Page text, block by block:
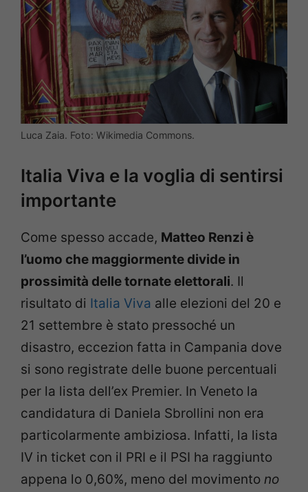
Luca Zaia. Foto: Wikimedia Commons.
Italia Viva e la voglia di sentirsi
importante
Come spesso accade, Matteo Renzi è
l’uomo che maggiormente divide in
prossimità delle tornate elettorali. Il
risultato di Italia Viva alle elezioni del 20 e
21 settembre è stato pressoché un
disastro, eccezion fatta in Campania dove
si sono registrate delle buone percentuali
per la lista dell’ex Premier. In Veneto la
candidatura di Daniela Sbrollini non era
particolarmente ambiziosa. Infatti, la lista
IV in ticket con il PRI e il PSI ha raggiunto
appena lo 0,60%, meno del movimento no